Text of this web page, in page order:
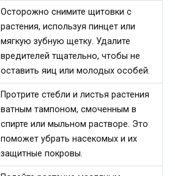
Осторожно снимите щитовки с
растения, используя пинцет или
мягкую зубную щетку. Удалите
вредителей тщательно, чтобы не
оставить яиц или молодых особей.
Протрите стебли и листья растения
ватным тампоном, смоченным в
спирте или мыльном растворе. Это
поможет убрать насекомых и их
защитные покровы.